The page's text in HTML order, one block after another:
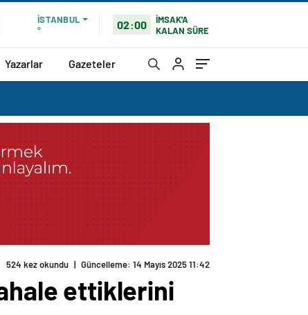
İSTANBUL
°
02:00
İMSAK'A
KALAN SÜRE
Yazarlar Gazeteler
524 kez okundu | Güncelleme: 14 Mayıs 2025 11:42
ettiklerini